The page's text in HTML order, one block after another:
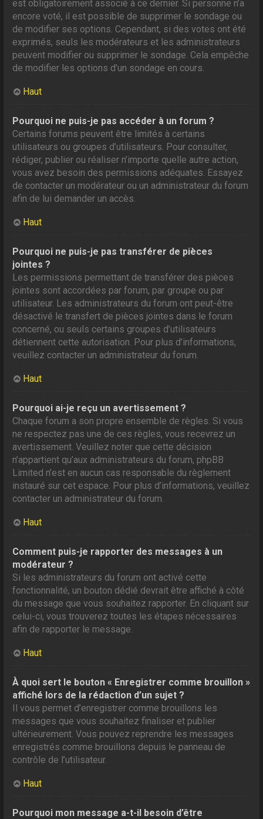
est obligatoirement associé à ce dernier. Si personne n’a
encore voté, il est possible de supprimer le sondage ou
de modifier ses options. Cependant, si des votes ont été
exprimés, seuls les modérateurs et les administrateurs
peuvent modifier ou supprimer le sondage. Cela empêche
de modifier les options d’un sondage en cours.
Haut
Pourquoi ne puis-je pas accéder à un forum ?
Certains forums peuvent être limités à certains
utilisateurs ou groupes d’utilisateurs. Pour consulter,
rédiger, publier ou réaliser n’importe quelle autre action,
vous avez besoin des permissions adéquates. Essayez
de contacter un modérateur ou un administrateur du forum
afin de lui demander un accès.
Haut
Pourquoi ne puis-je pas transférer de pièces
jointes ?
Les permissions permettant de transférer des pièces
jointes sont accordées par forum, par groupe ou par
utilisateur. Les administrateurs du forum ont peut-être
désactivé le transfert de pièces jointes dans le forum
concerné, ou seuls certains groupes d’utilisateurs
détiennent cette autorisation. Pour plus d’informations,
veuillez contacter un administrateur du forum.
Haut
Pourquoi ai-je reçu un avertissement ?
Chaque forum a son propre ensemble de règles. Si vous
ne respectez pas une de ces règles, vous recevrez un
avertissement. Veuillez noter que cette décision
n’appartient qu’aux administrateurs du forum, phpBB
Limited n’est en aucun cas responsable du règlement
instauré sur cet espace. Pour plus d’informations, veuillez
contacter un administrateur du forum.
Haut
Comment puis-je rapporter des messages à un
modérateur ?
Si les administrateurs du forum ont activé cette
fonctionnalité, un bouton dédié devrait être affiché à côté
du message que vous souhaitez rapporter. En cliquant sur
celui-ci, vous trouverez toutes les étapes nécessaires
afin de rapporter le message.
Haut
À quoi sert le bouton « Enregistrer comme brouillon »
affiché lors de la rédaction d’un sujet ?
Il vous permet d’enregistrer comme brouillons les
messages que vous souhaitez finaliser et publier
ultérieurement. Vous pouvez reprendre les messages
enregistrés comme brouillons depuis le panneau de
contrôle de l’utilisateur.
Haut
Pourquoi mon message a-t-il besoin d’être